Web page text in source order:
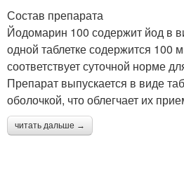
Состав препарата
Йодомарин 100 содержит йод в
одной таблетке содержится 100
соответствует суточной норме
Препарат выпускается в виде
оболочкой, что облегчает их
читать дальше →